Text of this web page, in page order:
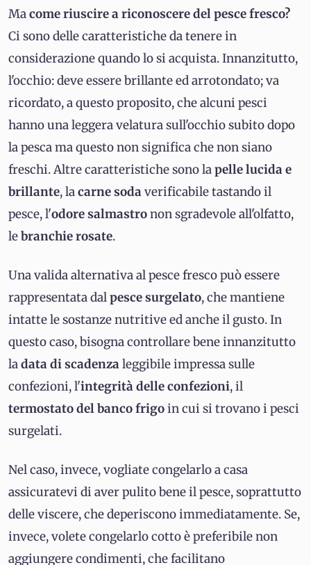
Macome riuscire a riconoscere del pesce fresco?
Ci sono delle caratteristiche da tenere in
considerazione quando lo si acquista. Innanzitutto,
l'occhio: deve essere brillante ed arrotondato; va
ricordato, a questo proposito, che alcuni pesci
hanno una leggera velatura sull'occhio subito dopo
la pesca ma questo non significa che non siano
freschi. Altre caratteristiche sono lapelle lucida e
brillante, lacarne sodaverificabile tastando il
pesce, l'odore salmastronon sgradevole all'olfatto,
lebranchie rosate.
Una valida alternativa al pesce fresco può essere
rappresentata dalpesce surgelato, che mantiene
intatte le sostanze nutritive ed anche il gusto. In
questo caso, bisogna controllare bene innanzitutto
ladata di scadenzaleggibile impressa sulle
confezioni, l'integrità delle confezioni, il
termostato del banco frigoin cui si trovano i pesci
surgelati.
Nel caso, invece, vogliate congelarlo a casa
assicuratevi di aver pulito bene il pesce, soprattutto
delle viscere, che deperiscono immediatamente. Se,
invece, volete congelarlo cotto è preferibile non
aggiungere condimenti, che facilitano